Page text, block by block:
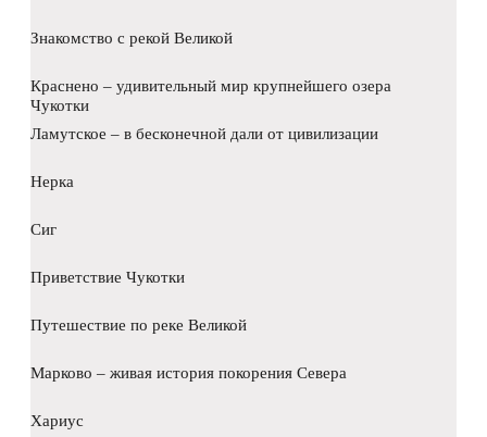
Знакомство с рекой Великой
Краснено – удивительный мир крупнейшего озера
Чукотки
Ламутское – в бесконечной дали от цивилизации
Нерка
Сиг
Приветствие Чукотки
Путешествие по реке Великой
Марково – живая история покорения Севера
Хариус